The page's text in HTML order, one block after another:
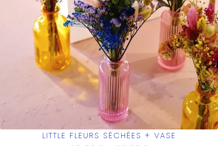
LITTLE FLEURS SÉCHÉES + VASE